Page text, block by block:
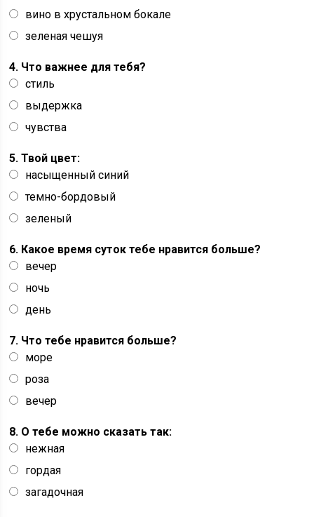
вино в хрустальном бокале
зеленая чешуя
4. Что важнее для тебя?
стиль
выдержка
чувства
5. Твой цвет:
насыщенный синий
темно-бордовый
зеленый
6. Какое время суток тебе нравится больше?
вечер
ночь
день
7. Что тебе нравится больше?
море
роза
вечер
8. О тебе можно сказать так:
нежная
гордая
загадочная